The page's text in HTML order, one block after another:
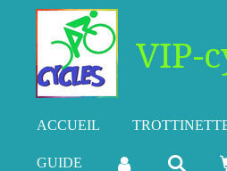
Passer
contenu
principal
VIP-
ACCUEIL
GUIDE